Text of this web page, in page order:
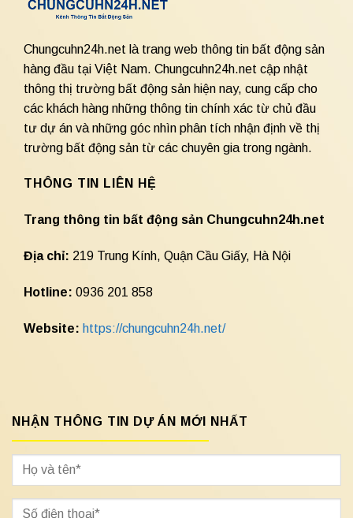
Chungcuhn24h.net là trang web thông tin bất động sản
hàng đầu tại Việt Nam. Chungcuhn24h.net cập nhật
thông thị trường bất động sản hiện nay, cung cấp cho
các khách hàng những thông tin chính xác từ chủ đầu
tư dự án và những góc nhìn phân tích nhận định về thị
trường bất động sản từ các chuyên gia trong ngành.
THÔNG TIN LIÊN HỆ
Trang thông tin bất động sản Chungcuhn24h.net
Địa chỉ: 219 Trung Kính, Quận Cầu Giấy, Hà Nội
Hotline: 0936 201 858
Website: https://chungcuhn24h.net/
NHẬN THÔNG TIN DỰ ÁN MỚI NHẤT